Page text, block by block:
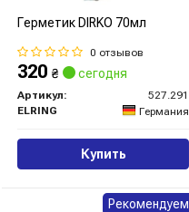
Герметик DIRKO 70мл
0 отзывов
320 ₴ сегодня
Артикул:
527.291
ELRING
Германия
Купить
Рекомендуем